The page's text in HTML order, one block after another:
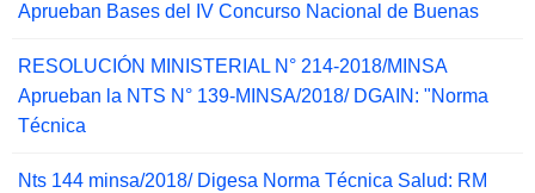
Aprueban Bases del IV Concurso Nacional de Buenas
RESOLUCIÓN MINISTERIAL N° 214-2018/MINSA
Aprueban la NTS N° 139-MINSA/2018/ DGAIN: "Norma
Técnica
Nts 144 minsa/2018/ Digesa Norma Técnica Salud: RM